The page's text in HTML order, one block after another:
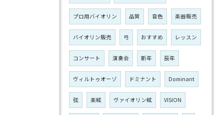
プロ用バイオリン 品質 音色 楽器販売
バイオリン販売 弓 おすすめ レッスン
コンサート 演奏会 新年 辰年
ヴィルトゥオーゾ ドミナント Dominant
弦 楽絃 ヴァイオリン絃 VISION